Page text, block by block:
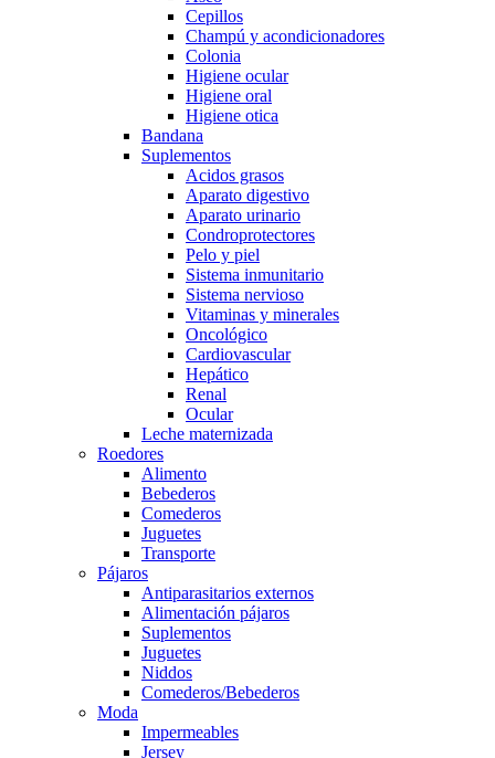
Cepillos
Champú y acondicionadores
Colonia
Higiene ocular
Higiene oral
Higiene otica
Bandana
Suplementos
Acidos grasos
Aparato digestivo
Aparato urinario
Condroprotectores
Pelo y piel
Sistema inmunitario
Sistema nervioso
Vitaminas y minerales
Oncológico
Cardiovascular
Hepático
Renal
Ocular
Leche maternizada
Roedores
Alimento
Bebederos
Comederos
Juguetes
Transporte
Pájaros
Antiparasitarios externos
Alimentación pájaros
Suplementos
Juguetes
Niddos
Comederos/Bebederos
Moda
Impermeables
Jersey